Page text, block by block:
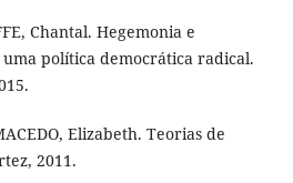
Chantal. Hegemonia e
política democrática radical.
Elizabeth. Teorias de
2011.